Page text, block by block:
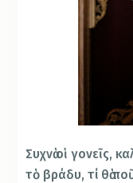
Συχνὰ οἱ γονεῖς,
τὸ βράδυ, τί θὰ